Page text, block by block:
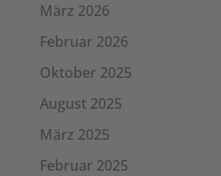
März 2026
Februar 2026
Oktober 2025
August 2025
März 2025
Februar 2025